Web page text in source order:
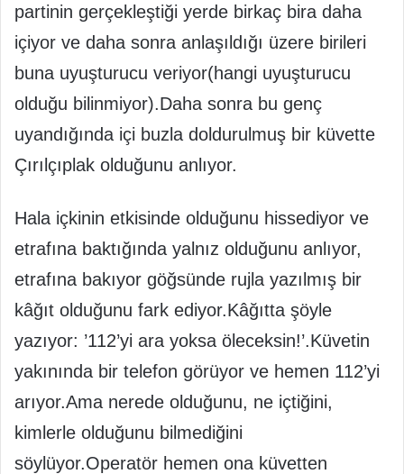
partinin gerçekleştiği yerde birkaç bira daha
içiyor ve daha sonra anlaşıldığı üzere birileri
buna uyuşturucu veriyor(hangi uyuşturucu
olduğu bilinmiyor).Daha sonra bu genç
uyandığında içi buzla doldurulmuş bir küvette
Çırılçıplak olduğunu anlıyor.
Hala içkinin etkisinde olduğunu hissediyor ve
etrafına baktığında yalnız olduğunu anlıyor,
etrafına bakıyor göğsünde rujla yazılmış bir
kâğıt olduğunu fark ediyor.Kâğıtta şöyle
yazıyor: ’112’yi ara yoksa öleceksin!’.Küvetin
yakınında bir telefon görüyor ve hemen 112’yi
arıyor.Ama nerede olduğunu, ne içtiğini,
kimlerle olduğunu bilmediğini
söylüyor.Operatör hemen ona küvetten